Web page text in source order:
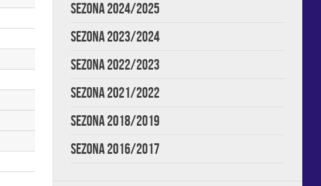
SEZONA 2024/2025
SEZONA 2023/2024
SEZONA 2022/2023
SEZONA 2021/2022
SEZONA 2018/2019
SEZONA 2016/2017